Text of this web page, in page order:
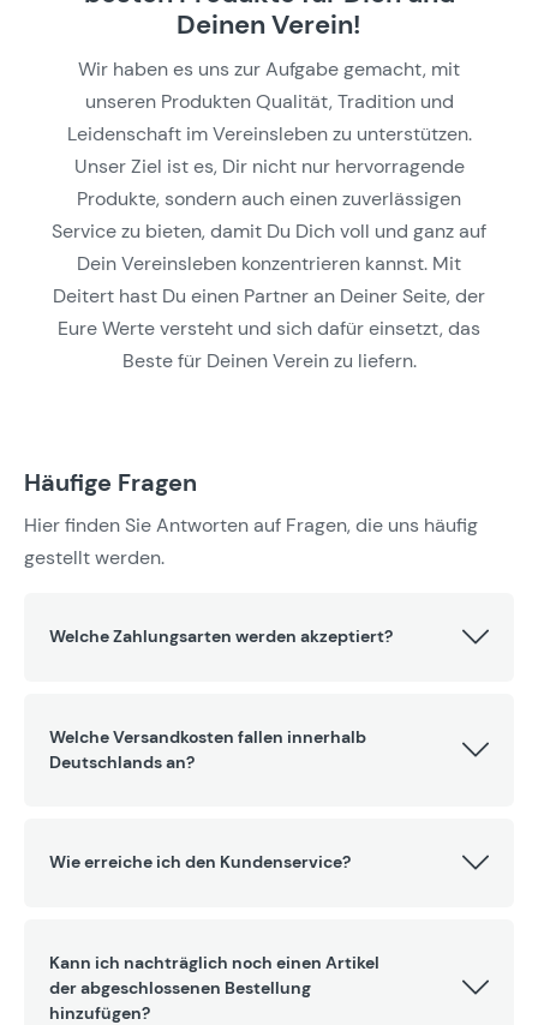
Deinen Verein!
Wir haben es uns zur Aufgabe gemacht, mit
unseren Produkten Qualität, Tradition und
Leidenschaft im Vereinsleben zu unterstützen.
Unser Ziel ist es, Dir nicht nur hervorragende
Produkte, sondern auch einen zuverlässigen
Service zu bieten, damit Du Dich voll und ganz auf
Dein Vereinsleben konzentrieren kannst. Mit
Deitert hast Du einen Partner an Deiner Seite, der
Eure Werte versteht und sich dafür einsetzt, das
Beste für Deinen Verein zu liefern.
Häufige Fragen
Hier finden Sie Antworten auf Fragen, die uns häufig
gestellt werden.
Welche Zahlungsarten werden akzeptiert?
Welche Versandkosten fallen innerhalb
Deutschlands an?
Wie erreiche ich den Kundenservice?
Kann ich nachträglich noch einen Artikel
der abgeschlossenen Bestellung
hinzufügen?